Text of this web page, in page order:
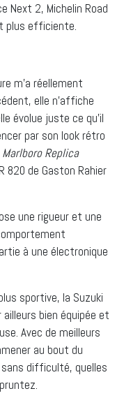
Next 2, Michelin Road
plus efficiente.
m’a réellement
elle n’affiche
évolue juste ce qu’il
par son look rétro
Marlboro Replica
820 de Gaston Rahier
une rigueur et une
à une électronique
sportive, la Suzuki
bien équipée et
Avec de meilleurs
au bout du
difficulté, quelles